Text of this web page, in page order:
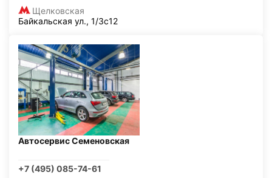
Щелковская
Байкальская ул., 1/3с12
Автосервис Семеновская
+7 (495) 085-74-61